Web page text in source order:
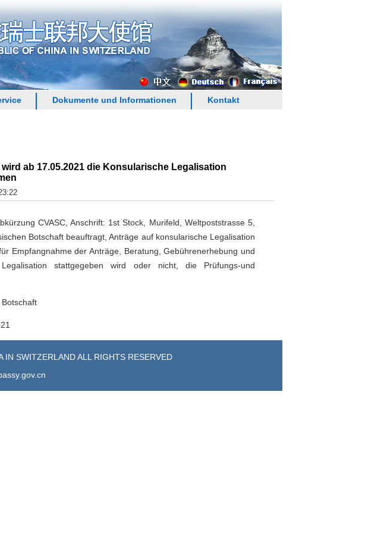
Dokumente und Informationen Kontakt
ab 17.05.2021 die Konsularische Legalisation
CVASC, Anschrift: 1st Stock, Murifeld, Weltpoststrasse 5,
Botschaft beauftragt, Anträge auf konsularische Legalisation
Empfangnahme der Anträge, Beratung, Gebührenerhebung und
stattgegeben wird oder nicht, die Prüfungs-und
SWITZERLAND ALL RIGHTS RESERVED